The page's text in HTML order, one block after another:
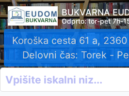
BUKVARNA
Odprto: tor-pet 7h-
Koroška cesta 61 a,
Delovni čas: Torek -